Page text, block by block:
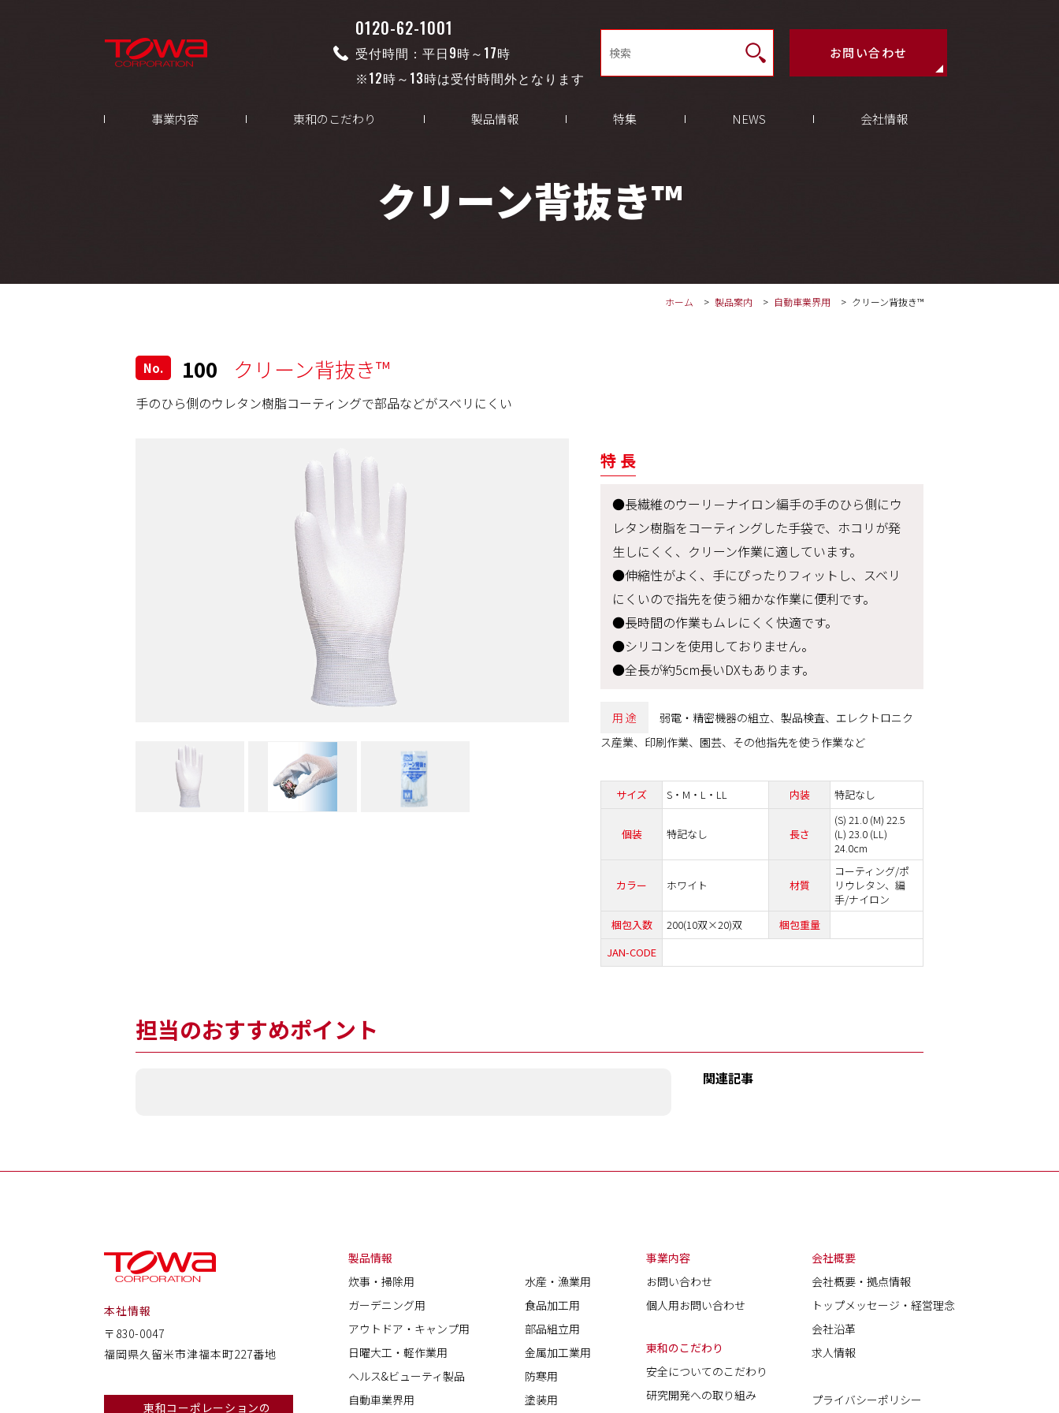
0120-62-1001
受付時間：平日9時～17時
※12時～13時は受付時間外となります
お問い合わせ
事業内容 東和のこだわり 製品情報 特集 NEWS 会社情報
クリーン背抜き™
ホーム 製品案内 自動車業界用 クリーン背抜き™
No. 100 クリーン背抜き™
手のひら側のウレタン樹脂コーティングで部品などがスベリにくい
特 長
●長繊維のウーリ－ナイロン編手の手のひら側にウ
レタン樹脂をコーティングした手袋で、ホコリが発
生しにくく、クリーン作業に適しています。
●伸縮性がよく、手にぴったりフィットし、スベリ
にくいので指先を使う細かな作業に便利です。
●長時間の作業もムレにくく快適です。
●シリコンを使用しておりません。
●全長が約5cm長いDXもあります。
用 途
弱電・精密機器の組立、製品検査、エレクトロニク
ス産業、印刷作業、園芸、その他指先を使う作業など
サイズ S・M・L・LL 内装 特記なし
個装 特記なし 長さ
(S) 21.0 (M) 22.5
(L) 23.0 (LL)
24.0cm
カラー ホワイト 材質
コーティング/ポ
リウレタン、編
手/ナイロン
梱包入数
200(10双×20)双
梱包重量
JAN-CODE
担当のおすすめポイント
関連記事
本社情報
〒830-0047
福岡県久留米市津福本町227番地
東和コーポレーションの
製品情報
炊事・掃除用
ガーデニング用
アウトドア・キャンプ用
日曜大工・軽作業用
ヘルス&ビューティ製品
自動車業界用
水産・漁業用
食品加工用
部品組立用
金属加工業用
防寒用
塗装用
事業内容
お問い合わせ
個人用お問い合わせ
東和のこだわり
安全についてのこだわり
研究開発への取り組み
会社概要
会社概要・拠点情報
トップメッセージ・経営理念
会社沿革
求人情報
プライバシーポリシー